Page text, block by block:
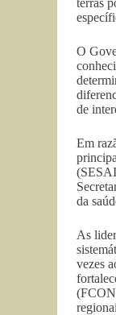
O
de
Em
da
As
vezes